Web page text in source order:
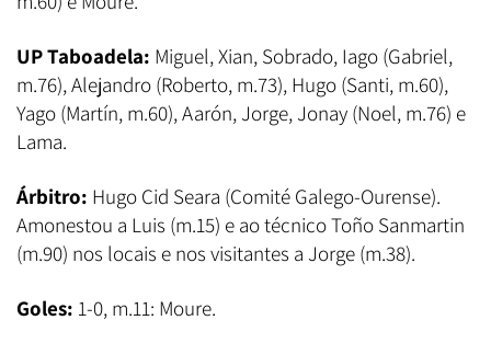
UP Taboadela: Miguel, Xian, Sobrado, Iago (Gabriel,
m.76), Alejandro (Roberto, m.73), Hugo (Santi, m.60),
Yago (Martín, m.60), Aarón, Jorge, Jonay (Noel, m.76) e
Lama.
Árbitro: Hugo Cid Seara (Comité Galego-Ourense).
Amonestou a Luis (m.15) e ao técnico Toño Sanmartin
(m.90) nos locais e nos visitantes a Jorge (m.38).
Goles: 1-0, m.11: Moure.